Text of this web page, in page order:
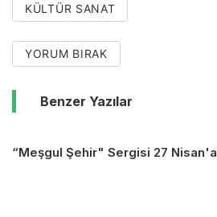
KÜLTÜR SANAT
YORUM BIRAK
Benzer Yazılar
“Meşgul Şehir" Sergisi 27